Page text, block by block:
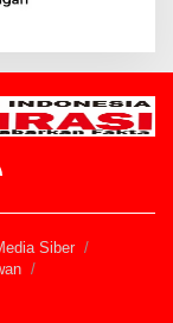
Siber